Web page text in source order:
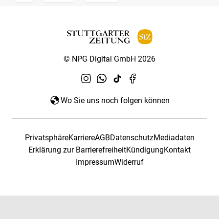
© NPG Digital GmbH 2026
Wo Sie uns noch folgen können
PrivatsphäreKarriereAGBDatenschutzMediadaten
Erklärung zur BarrierefreiheitKündigungKontakt
ImpressumWiderruf